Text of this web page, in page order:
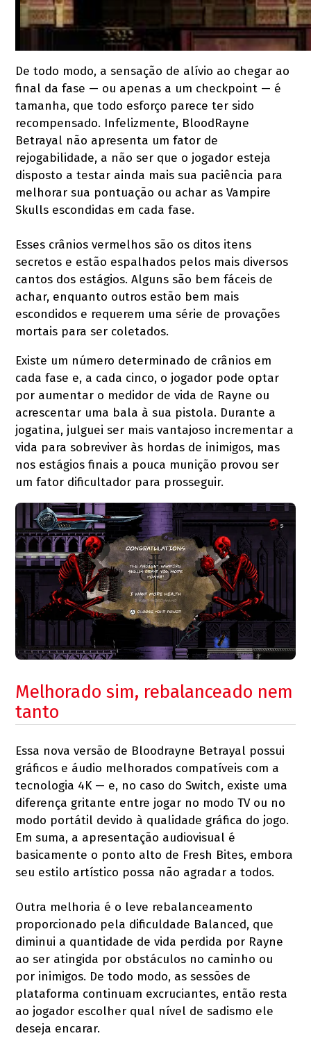
De todo modo, a sensação de alívio ao chegar ao
final da fase — ou apenas a um checkpoint — é
tamanha, que todo esforço parece ter sido
recompensado. Infelizmente, BloodRayne
Betrayal não apresenta um fator de
rejogabilidade, a não ser que o jogador esteja
disposto a testar ainda mais sua paciência para
melhorar sua pontuação ou achar as Vampire
Skulls escondidas em cada fase.
Esses crânios vermelhos são os ditos itens
secretos e estão espalhados pelos mais diversos
cantos dos estágios. Alguns são bem fáceis de
achar, enquanto outros estão bem mais
escondidos e requerem uma série de provações
mortais para ser coletados.
Existe um número determinado de crânios em
cada fase e, a cada cinco, o jogador pode optar
por aumentar o medidor de vida de Rayne ou
acrescentar uma bala à sua pistola. Durante a
jogatina, julguei ser mais vantajoso incrementar a
vida para sobreviver às hordas de inimigos, mas
nos estágios finais a pouca munição provou ser
um fator dificultador para prosseguir.
Melhorado sim, rebalanceado nem
tanto
Essa nova versão de Bloodrayne Betrayal possui
gráficos e áudio melhorados compatíveis com a
tecnologia 4K — e, no caso do Switch, existe uma
diferença gritante entre jogar no modo TV ou no
modo portátil devido à qualidade gráfica do jogo.
Em suma, a apresentação audiovisual é
basicamente o ponto alto de Fresh Bites, embora
seu estilo artístico possa não agradar a todos.
Outra melhoria é o leve rebalanceamento
proporcionado pela dificuldade Balanced, que
diminui a quantidade de vida perdida por Rayne
ao ser atingida por obstáculos no caminho ou
por inimigos. De todo modo, as sessões de
plataforma continuam excruciantes, então resta
ao jogador escolher qual nível de sadismo ele
deseja encarar.